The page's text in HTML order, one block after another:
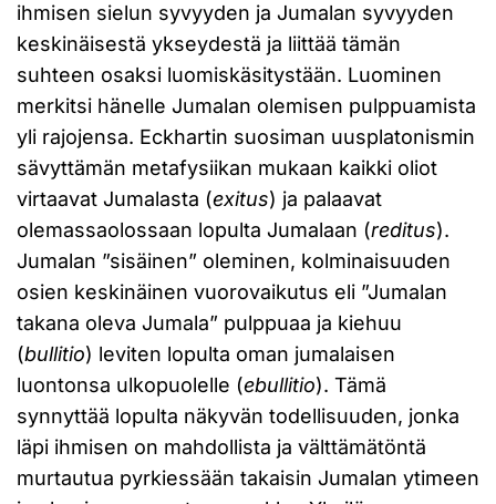
ihmisen sielun syvyyden ja Jumalan syvyyden
keskinäisestä ykseydestä ja liittää tämän
suhteen osaksi luomiskäsitystään. Luominen
merkitsi hänelle Jumalan olemisen pulppuamista
yli rajojensa. Eckhartin suosiman uusplatonismin
sävyttämän metafysiikan mukaan kaikki oliot
virtaavat Jumalasta (exitus) ja palaavat
olemassaolossaan lopulta Jumalaan (reditus).
Jumalan ”sisäinen” oleminen, kolminaisuuden
osien keskinäinen vuorovaikutus eli ”Jumalan
takana oleva Jumala” pulppuaa ja kiehuu
(bullitio) leviten lopulta oman jumalaisen
luontonsa ulkopuolelle (ebullitio). Tämä
synnyttää lopulta näkyvän todellisuuden, jonka
läpi ihmisen on mahdollista ja välttämätöntä
murtautua pyrkiessään takaisin Jumalan ytimeen